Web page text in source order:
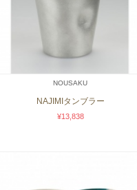
NOUSAKU
NAJIMIタンブラー
¥13,838